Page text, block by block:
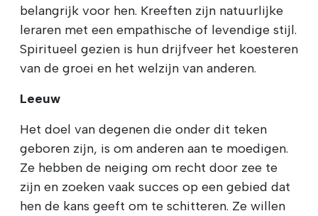
belangrijk voor hen. Kreeften zijn natuurlijke
leraren met een empathische of levendige stijl.
Spiritueel gezien is hun drijfveer het koesteren
van de groei en het welzijn van anderen.
Leeuw
Het doel van degenen die onder dit teken
geboren zijn, is om anderen aan te moedigen.
Ze hebben de neiging om recht door zee te
zijn en zoeken vaak succes op een gebied dat
hen de kans geeft om te schitteren. Ze willen